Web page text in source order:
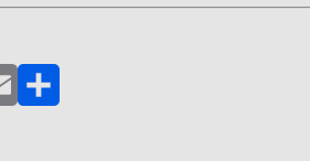
Partager